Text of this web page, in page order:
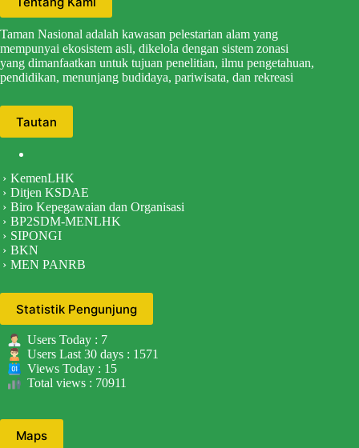
Taman Nasional adalah kawasan pelestarian alam yang
mempunyai ekosistem asli, dikelola dengan sistem zonasi
yang dimanfaatkan untuk tujuan penelitian, ilmu pengetahuan,
pendidikan, menunjang budidaya, pariwisata, dan rekreasi
Tautan
KemenLHK
Ditjen KSDAE
Biro Kepegawaian dan Organisasi
BP2SDM-MENLHK
SIPONGI
BKN
MEN PANRB
Statistik Pengunjung
Users Today : 7
Users Last 30 days : 1571
Views Today : 15
Total views : 70911
Maps